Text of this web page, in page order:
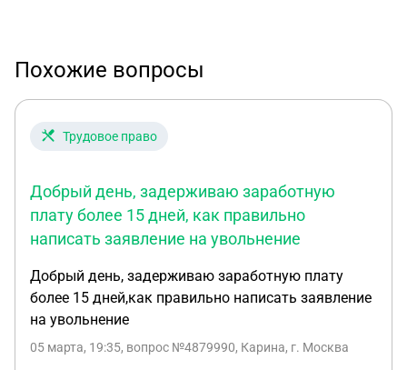
Похожие вопросы
Трудовое право
Добрый день, задерживаю заработную
плату более 15 дней, как правильно
написать заявление на увольнение
Добрый день, задерживаю заработную плату
более 15 дней,как правильно написать заявление
на увольнение
05 марта, 19:35, вопрос №4879990, Карина, г. Москва